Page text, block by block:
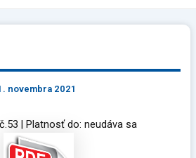
novembra 2021
| Platnosť do: neudáva sa